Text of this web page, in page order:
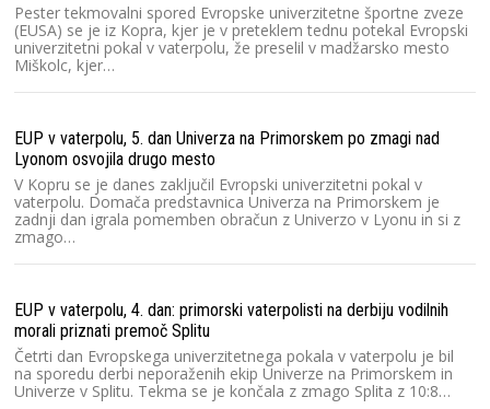
Pester tekmovalni spored Evropske univerzitetne športne zveze
(EUSA) se je iz Kopra, kjer je v preteklem tednu potekal Evropski
univerzitetni pokal v vaterpolu, že preselil v madžarsko mesto
Miškolc, kjer…
EUP v vaterpolu, 5. dan Univerza na Primorskem po zmagi nad
Lyonom osvojila drugo mesto
V Kopru se je danes zaključil Evropski univerzitetni pokal v
vaterpolu. Domača predstavnica Univerza na Primorskem je
zadnji dan igrala pomemben obračun z Univerzo v Lyonu in si z
zmago…
EUP v vaterpolu, 4. dan: primorski vaterpolisti na derbiju vodilnih
morali priznati premoč Splitu
Četrti dan Evropskega univerzitetnega pokala v vaterpolu je bil
na sporedu derbi neporaženih ekip Univerze na Primorskem in
Univerze v Splitu. Tekma se je končala z zmago Splita z 10:8…